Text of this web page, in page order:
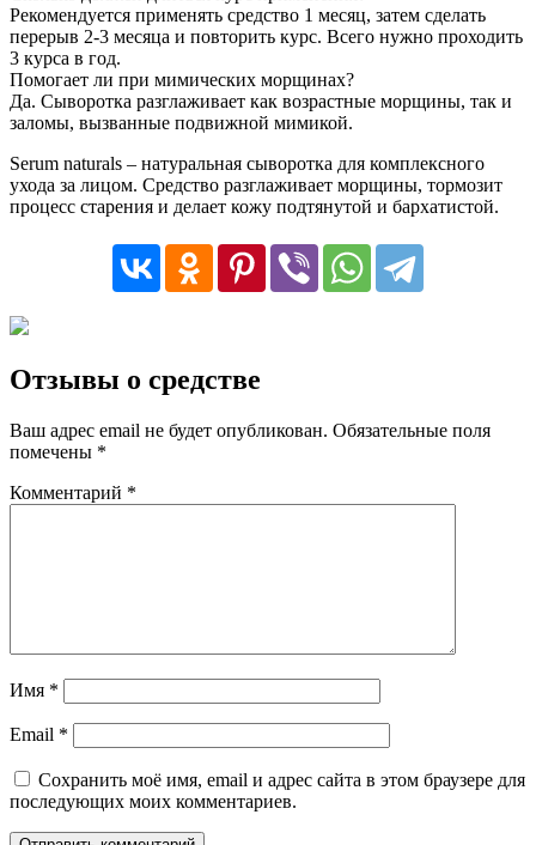
Рекомендуется применять средство 1 месяц, затем сделать
перерыв 2-3 месяца и повторить курс. Всего нужно проходить
3 курса в год.
Помогает ли при мимических морщинах?
Да. Сыворотка разглаживает как возрастные морщины, так и
заломы, вызванные подвижной мимикой.
Serum naturals – натуральная сыворотка для комплексного
ухода за лицом. Средство разглаживает морщины, тормозит
процесс старения и делает кожу подтянутой и бархатистой.
Отзывы о средстве
Ваш адрес email не будет опубликован. Обязательные поля
помечены *
Комментарий *
Имя *
Email *
Сохранить моё имя, email и адрес сайта в этом браузере для
последующих моих комментариев.